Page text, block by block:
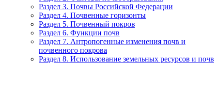
Раздел 3. Почвы Российской Федерации
Раздел 4. Почвенные горизонты
Раздел 5. Почвенный покров
Раздел 6. Функции почв
Раздел 7. Антропогенные изменения почв и
почвенного покрова
Раздел 8. Использование земельных ресурсов и почв